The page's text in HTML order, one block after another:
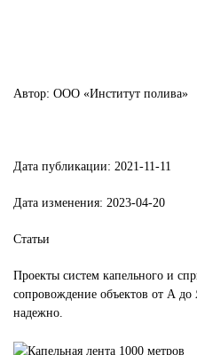
Автор: ООО «Институт полива»
Дата публикации: 2021-11-11
Дата изменения: 2023-04-20
Статьи
Проекты систем капельного и
сопровождение объектов от А до
надежно.